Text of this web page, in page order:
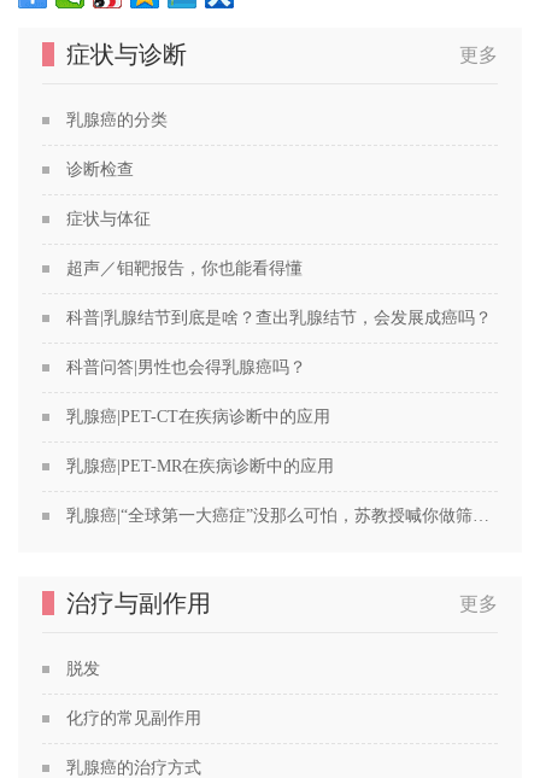
症状与诊断 更多
乳腺癌的分类
诊断检查
症状与体征
超声／钼靶报告，你也能看得懂
科普|乳腺结节到底是啥？查出乳腺结节，会发展成癌吗？
科普问答|男性也会得乳腺癌吗？
乳腺癌|PET-CT在疾病诊断中的应用
乳腺癌|PET-MR在疾病诊断中的应用
治疗与副作用 更多
脱发
化疗的常见副作用
乳腺癌的治疗方式